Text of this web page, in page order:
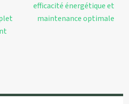
efficacité énergétique et
maintenance optimale